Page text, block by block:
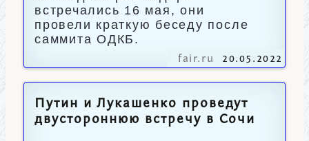
встречались 16 мая, они
провели краткую беседу после
саммита ОДКБ.
fair.ru 20.05.2022
Путин и Лукашенко проведут
двустороннюю встречу в Сочи